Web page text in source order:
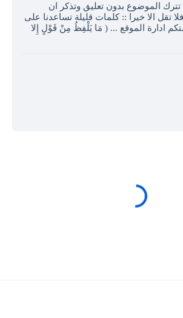
الموضوع بدون تعليق وتذكر ان
تقل الا خيرا :: كلمات قليلة تساعدنا على
ادارة الموقع ... ( مَا يَلْفِظُ مِنْ قَوْلٍ إِلا